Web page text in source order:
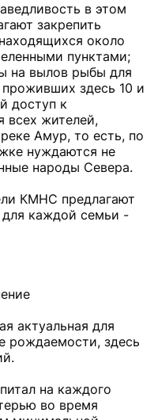
в этом
закрепить
около
пунктами;
на вылов рыбы для
здесь 10 и
доступ к
всех жителей,
Амур, то есть, по
нуждаются не
народы Севера.
КМНС предлагают
каждой семьи -
актуальная для
рождаемости, здесь
на каждого
во время